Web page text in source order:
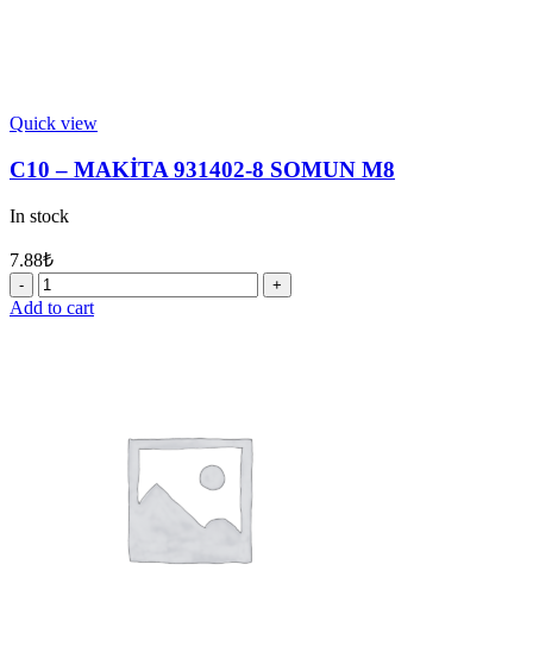
Quick view
C10 – MAKİTA 931402-8 SOMUN M8
In stock
7.88₺
C10
-
Add to cart